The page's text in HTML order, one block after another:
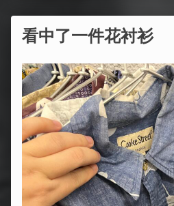
看中了一件花衬衫